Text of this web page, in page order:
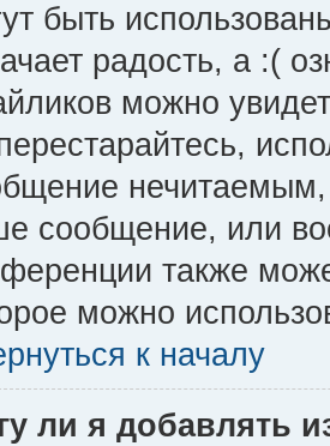
быть
радость, а :(
можно
нечитаемым,
сообщение, или
также
можно
к началу
ли я добавлять